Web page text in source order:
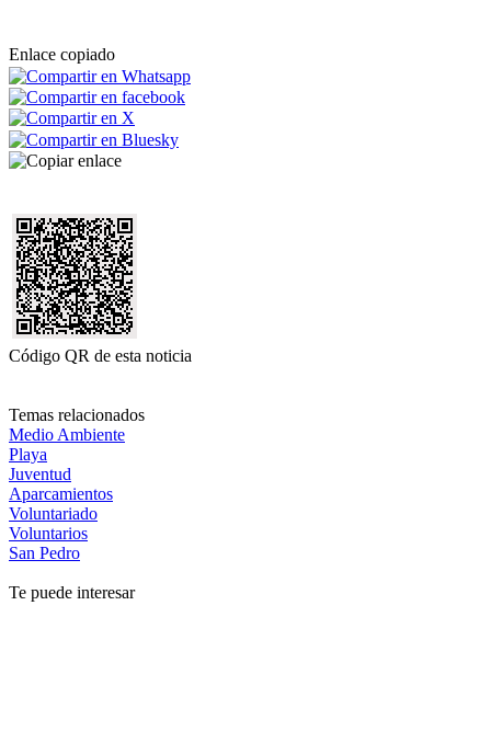
Enlace copiado
Código QR de esta noticia
Temas relacionados
Medio Ambiente
Playa
Juventud
Aparcamientos
Voluntariado
Voluntarios
San Pedro
Te puede interesar